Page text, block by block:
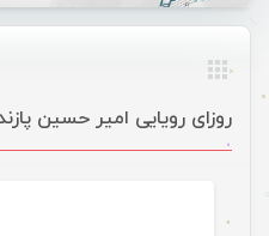
روزای رویایی امیر حسین